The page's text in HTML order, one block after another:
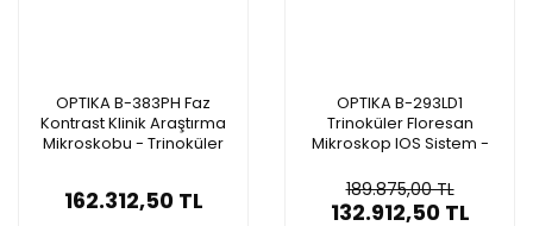
OPTIKA B-383PH Faz
Kontrast Klinik Araştırma
Mikroskobu - Trinoküler
162.312,50 TL
OPTIKA B-293LD1
Trinoküler Floresan
Mikroskop IOS Sistem -
1000x
189.875,00 TL
132.912,50 TL